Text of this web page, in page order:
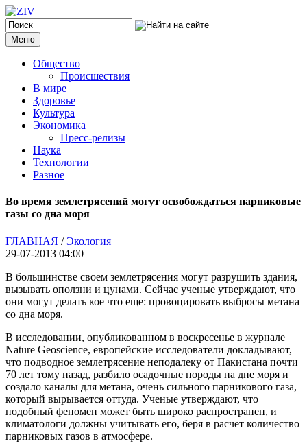
Меню
Общество
Происшествия
В мире
Здоровье
Культура
Экономика
Пресс-релизы
Наука
Технологии
Разное
Во время землетрясений могут освобождаться парниковые
газы со дна моря
ГЛАВНАЯ /Экология
29-07-2013 04:00
В большинстве своем землетрясения могут разрушить здания,
вызывать оползни и цунами. Сейчас ученые утверждают, что
они могут делать кое что еще: провоцировать выбросы метана
со дна моря.
В исследовании, опубликованном в воскресенье в журнале
Nature Geoscience, европейские исследователи докладывают,
что подводное землетрясение неподалеку от Пакистана почти
70 лет тому назад, разбило осадочные породы на дне моря и
создало каналы для метана, очень сильного парникового газа,
который вырывается оттуда. Ученые утверждают, что
подобный феномен может быть широко распространен, и
климатологи должны учитывать его, беря в расчет количество
парниковых газов в атмосфере.